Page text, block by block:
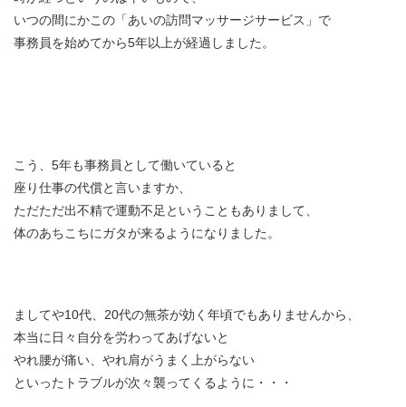
いつの間にかこの「あいの訪問マッサージサービス」で
事務員を始めてから5年以上が経過しました。
こう、5年も事務員として働いていると
座り仕事の代償と言いますか、
ただただ出不精で運動不足ということもありまして、
体のあちこちにガタが来るようになりました。
ましてや10代、20代の無茶が効く年頃でもありませんから、
本当に日々自分を労わってあげないと
やれ腰が痛い、やれ肩がうまく上がらない
といったトラブルが次々襲ってくるように・・・